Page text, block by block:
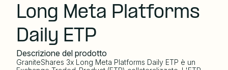
Long Meta Platforms
Daily ETP
Descrizione del prodotto
GraniteShares 3x Long Meta Platforms Daily ETP è un